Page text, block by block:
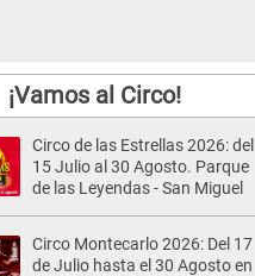
¡Vamos al Circo!
Circo de las Estrellas 2026: del
15 Julio al 30 Agosto. Parque
de las Leyendas - San Miguel
Circo Montecarlo 2026: Del 17
de Julio hasta el 30 Agosto en